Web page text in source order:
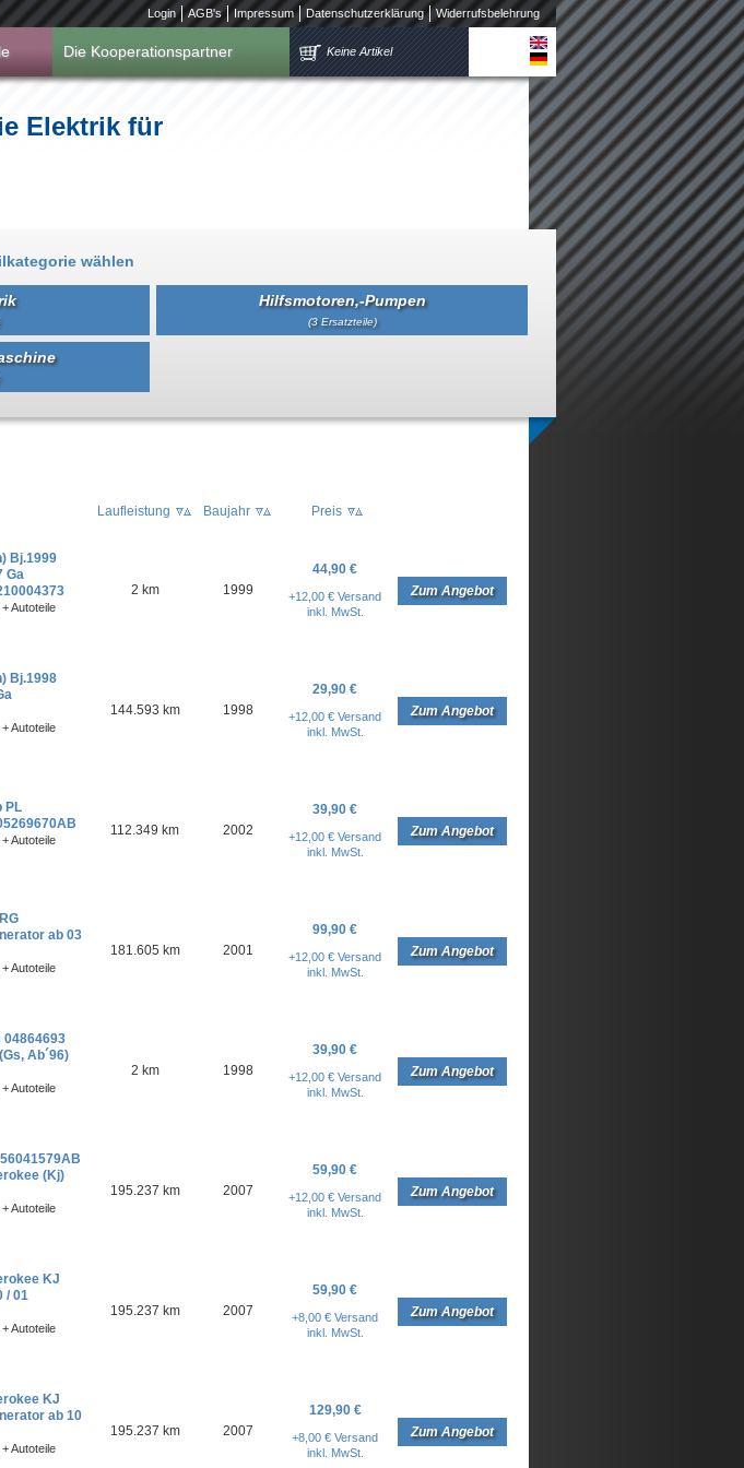
Login AGB's Impressum Datenschutzerklärung Widerrufsbelehrung
Die Kooperationspartner Keine Artikel
Elektrik für
wählen
Hilfsmotoren,-Pumpen
(3 Ersatzteile)
Laufleistung Baujahr Preis
Bj.1999
Ga
Autoteile
2 km 1999
44,90 €
+12,00 € Versand
inkl. MwSt.
Zum Angebot
Bj.1998
Autoteile
144.593 km 1998
29,90 €
+12,00 € Versand
inkl. MwSt.
Zum Angebot
PL
Autoteile
112.349 km 2002
39,90 €
+12,00 € Versand
inkl. MwSt.
Zum Angebot
ab 03
Autoteile
181.605 km 2001
99,90 €
+12,00 € Versand
inkl. MwSt.
Zum Angebot
04864693
Ab´96)
Autoteile
2 km 1998
39,90 €
+12,00 € Versand
inkl. MwSt.
Zum Angebot
(Kj)
Autoteile
195.237 km 2007
59,90 €
+12,00 € Versand
inkl. MwSt.
Zum Angebot
KJ
/ 01
Autoteile
195.237 km 2007
59,90 €
+8,00 € Versand
inkl. MwSt.
Zum Angebot
KJ
ab 10
Autoteile
195.237 km 2007
129,90 €
+8,00 € Versand
inkl. MwSt.
Zum Angebot